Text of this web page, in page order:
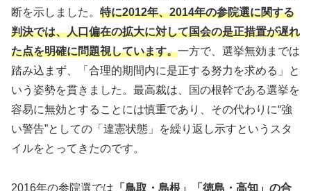
断を示しました。 特に2012年、2014年の参院選に関する
判決では、人口偏在の拡大に対して国会の是正措置が遅れ
た点を明確に問題視しています。一方で、選挙無効までは
踏み込まず、「合理的期間内に是正する努力を求める」と
いう姿勢を貫きました。最高裁は、国の根幹である選挙を
容易に無効とすることには慎重であり、その代わりに“強
い警告”としての「違憲状態」を繰り返し示すというスタ
イルをとってきたのです。
2016年の参院選では 「鳥取・島根」「徳島・高知」の合